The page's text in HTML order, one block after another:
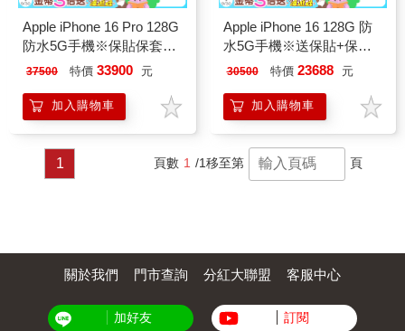
Apple iPhone 16 Pro 128G
防水5G手機※保貼保套組
※
37500 特價 33900 元
加入購物車
Apple iPhone 16 128G 防
水5G手機※送保貼+保護
套※
30500 特價 23688 元
加入購物車
1 頁數 1 /1移至第 頁
關於我們 門市查詢 分紅大聯盟 客服中心
加好友 訂閱